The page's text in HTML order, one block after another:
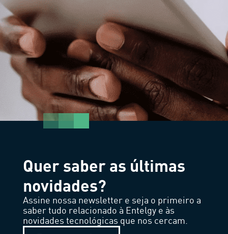
Quer saber as últimas
novidades?
Assine nossa newsletter e seja o primeiro a
saber tudo relacionado à Entelgy e às
novidades tecnológicas que nos cercam.